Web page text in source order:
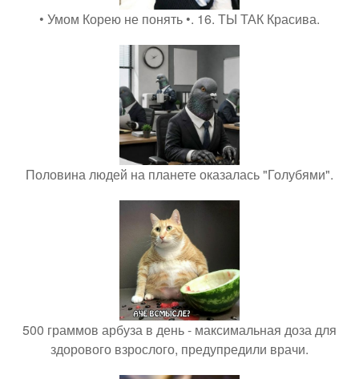
• Умом Корею не понять •. 16. ТЫ ТАК Красива.
Половина людей на планете оказалась "Голубями".
500 граммов арбуза в день - максимальная доза для
здорового взрослого, предупредили врачи.